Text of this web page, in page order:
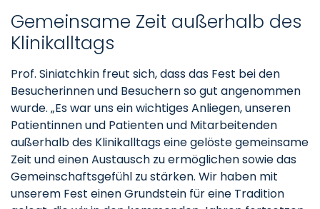
Gemeinsame Zeit außerhalb des
Klinikalltags
Prof. Siniatchkin freut sich, dass das Fest bei den
Besucherinnen und Besuchern so gut angenommen
wurde. „Es war uns ein wichtiges Anliegen, unseren
Patientinnen und Patienten und Mitarbeitenden
außerhalb des Klinikalltags eine gelöste gemeinsame
Zeit und einen Austausch zu ermöglichen sowie das
Gemeinschaftsgefühl zu stärken. Wir haben mit
unserem Fest einen Grundstein für eine Tradition